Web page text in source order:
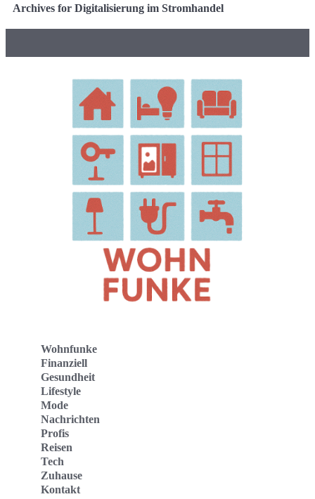
Archives for Digitalisierung im Stromhandel
Wohnfunke
Finanziell
Gesundheit
Lifestyle
Mode
Nachrichten
Profis
Reisen
Tech
Zuhause
Kontakt